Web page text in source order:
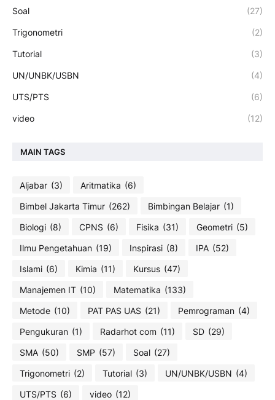
Soal (27)
Trigonometri (2)
Tutorial (3)
UN/UNBK/USBN (4)
UTS/PTS (6)
video (12)
MAIN TAGS
Aljabar (3) Aritmatika (6)
Bimbel Jakarta Timur (262) Bimbingan Belajar (1)
Biologi (8) CPNS (6) Fisika (31) Geometri (5)
Ilmu Pengetahuan (19) Inspirasi (8) IPA (52)
Islami (6) Kimia (11) Kursus (47)
Manajemen IT (10) Matematika (133)
Metode (10) PAT PAS UAS (21) Pemrograman (4)
Pengukuran (1) Radarhot com (11) SD (29)
SMA (50) SMP (57) Soal (27)
Trigonometri (2) Tutorial (3) UN/UNBK/USBN (4)
UTS/PTS (6) video (12)